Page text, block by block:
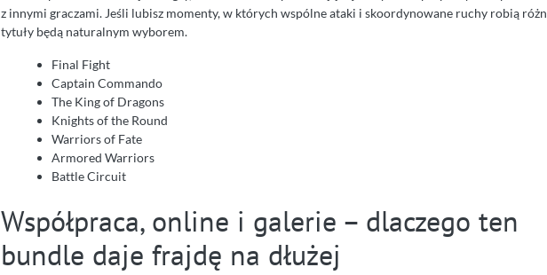
z innymi graczami. Jeśli lubisz momenty, w których wspólne ataki i skoordynowane ruchy robią
tytuły będą naturalnym wyborem.
Final Fight
Captain Commando
The King of Dragons
Knights of the Round
Warriors of Fate
Armored Warriors
Battle Circuit
Współpraca, online i galerie – dlaczego ten
bundle daje frajdę na dłużej